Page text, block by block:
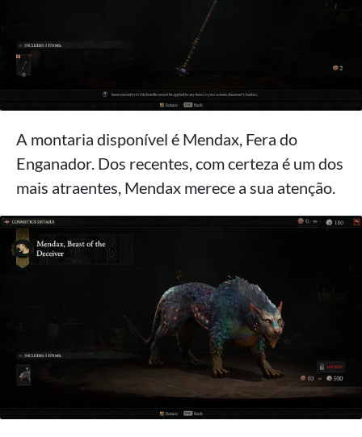
A montaria disponível é Mendax, Fera do
Enganador. Dos recentes, com certeza é um dos
mais atraentes, Mendax merece a sua atenção.